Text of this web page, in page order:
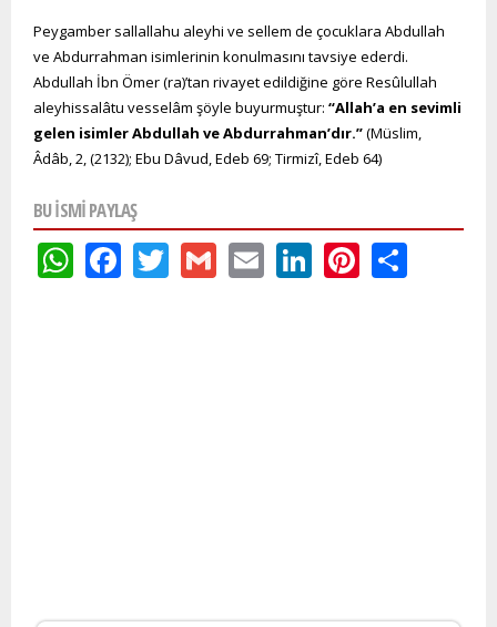
Peygamber sallallahu aleyhi ve sellem de çocuklara Abdullah
ve Abdurrahman isimlerinin konulmasını tavsiye ederdi.
Abdullah İbn Ömer (ra)’tan rivayet edildiğine göre Resûlullah
aleyhissalâtu vesselâm şöyle buyurmuştur: “Allah’a en sevimli
gelen isimler Abdullah ve Abdurrahman’dır.”(Müslim,
Âdâb, 2, (2132); Ebu Dâvud, Edeb 69; Tirmizî, Edeb 64)
BU ISMI PAYLAŞ
WhatsApp
Facebook
Twitter
GmailEmailLinkedIn